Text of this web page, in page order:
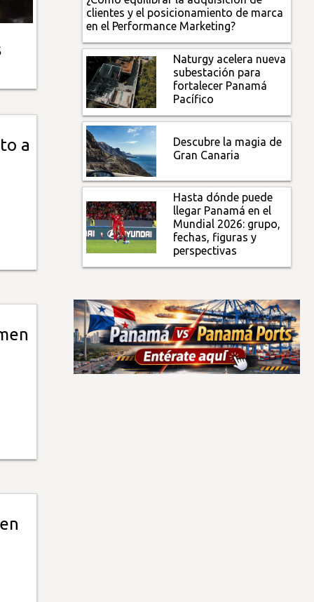
a
clientes y el posicionamiento de marca
en el Performance Marketing?
Naturgy acelera nueva
subestación para
fortalecer Panamá
Pacífico
Descubre la magia de
Gran Canaria
Hasta dónde puede
llegar Panamá en el
Mundial 2026: grupo,
fechas, figuras y
perspectivas